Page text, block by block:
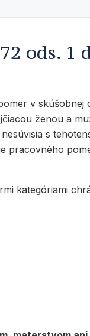
ods. 1
v skúšobnej
ženou a
s
pracovného
kategóriami